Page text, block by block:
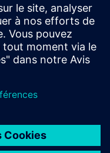
créant un nouveau
client via
et de son